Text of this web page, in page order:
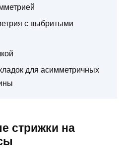
с выбритыми
для асимметричных
стрижки на